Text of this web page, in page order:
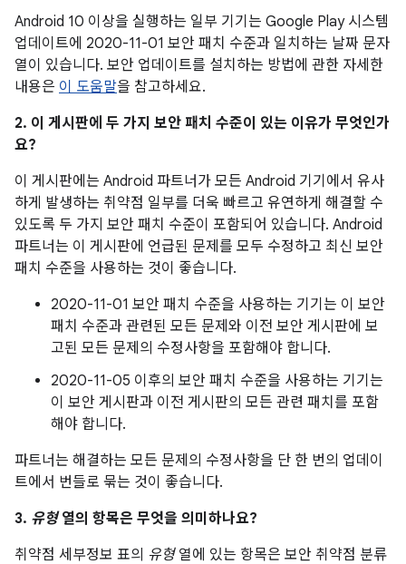
Android 10 이상을 실행하는 일부 기기는 Google Play 시스템
업데이트에 2020-11-01 보안 패치 수준과 일치하는 날짜 문자
열이 있습니다. 보안 업데이트를 설치하는 방법에 관한 자세한
내용은 이 도움말을 참고하세요.
2. 이 게시판에 두 가지 보안 패치 수준이 있는 이유가 무엇인가
요?
이 게시판에는 Android 파트너가 모든 Android 기기에서 유사
하게 발생하는 취약점 일부를 더욱 빠르고 유연하게 해결할 수
있도록 두 가지 보안 패치 수준이 포함되어 있습니다. Android
파트너는 이 게시판에 언급된 문제를 모두 수정하고 최신 보안
패치 수준을 사용하는 것이 좋습니다.
2020-11-01 보안 패치 수준을 사용하는 기기는 이 보안
패치 수준과 관련된 모든 문제와 이전 보안 게시판에 보
고된 모든 문제의 수정사항을 포함해야 합니다.
2020-11-05 이후의 보안 패치 수준을 사용하는 기기는
이 보안 게시판과 이전 게시판의 모든 관련 패치를 포함
해야 합니다.
파트너는 해결하는 모든 문제의 수정사항을 단 한 번의 업데이
트에서 번들로 묶는 것이 좋습니다.
3. 유형열의 항목은 무엇을 의미하나요?
취약점 세부정보 표의 유형열에 있는 항목은 보안 취약점 분류